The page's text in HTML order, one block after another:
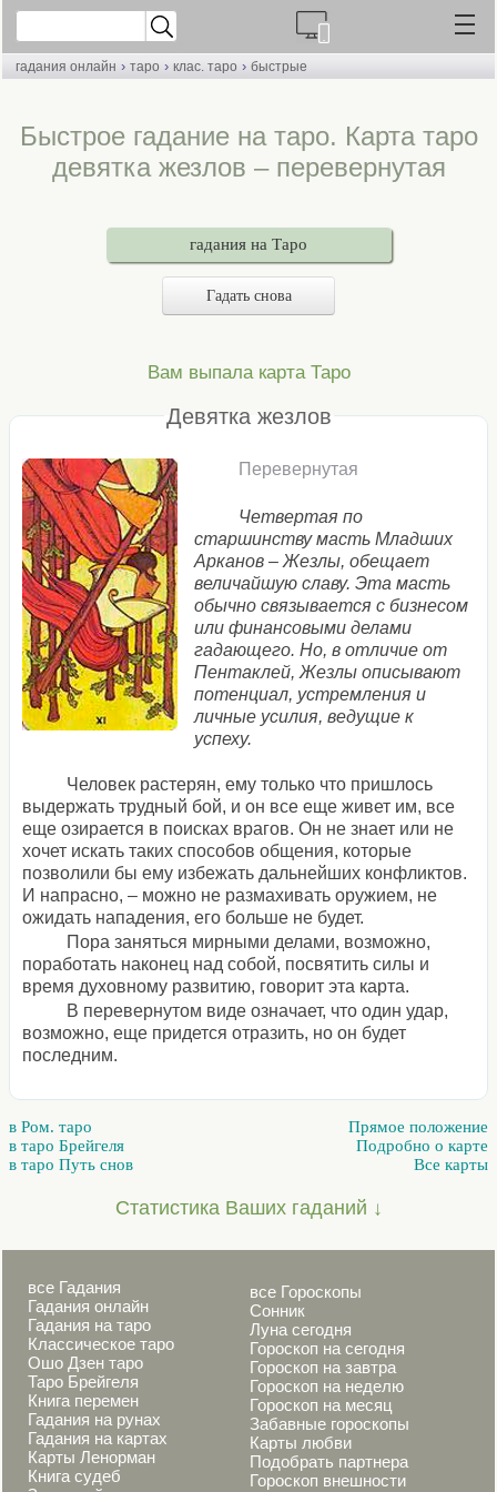
гадания онлайн › таро › клас. таро › быстрые
Быстрое гадание на таро. Карта таро
девятка жезлов – перевернутая
гадания на Таро
Гадать снова
Вам выпала карта Таро
Девятка жезлов
Перевернутая
Четвертая по
старшинству масть Младших
Арканов – Жезлы, обещает
величайшую славу. Эта масть
обычно связывается с бизнесом
или финансовыми делами
гадающего. Но, в отличие от
Пентаклей, Жезлы описывают
потенциал, устремления и
личные усилия, ведущие к
успеху.
Человек растерян, ему только что пришлось
выдержать трудный бой, и он все еще живет им, все
еще озирается в поисках врагов. Он не знает или не
хочет искать таких способов общения, которые
позволили бы ему избежать дальнейших конфликтов.
И напрасно, – можно не размахивать оружием, не
ожидать нападения, его больше не будет.
Пора заняться мирными делами, возможно,
поработать наконец над собой, посвятить силы и
время духовному развитию, говорит эта карта.
В перевернутом виде означает, что один удар,
возможно, еще придется отразить, но он будет
последним.
в Ром. таро
в таро Брейгеля
в таро Путь снов
Прямое положение
Подробно о карте
Все карты
Статистика Ваших гаданий ↓
все Гадания
Гадания онлайн
Гадания на таро
Классическое таро
Ошо Дзен таро
Таро Брейгеля
Книга перемен
Гадания на рунах
Гадания на картах
Карты Ленорман
Книга судеб
все Гороскопы
Сонник
Луна сегодня
Гороскоп на сегодня
Гороскоп на завтра
Гороскоп на неделю
Гороскоп на месяц
Забавные гороскопы
Карты любви
Подобрать партнера
Гороскоп внешности